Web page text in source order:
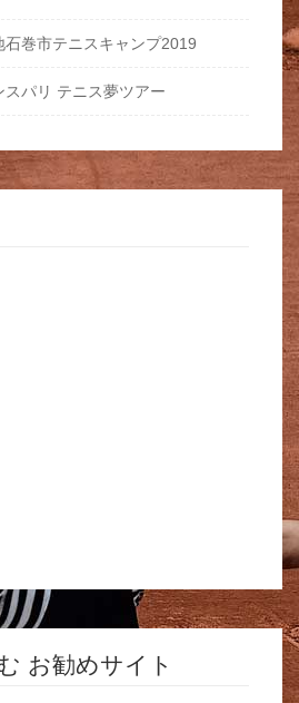
巻市テニスキャンプ2019
パリ テニス夢ツアー
お勧めサイト